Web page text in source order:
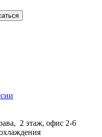
2 этаж, офис 2-6